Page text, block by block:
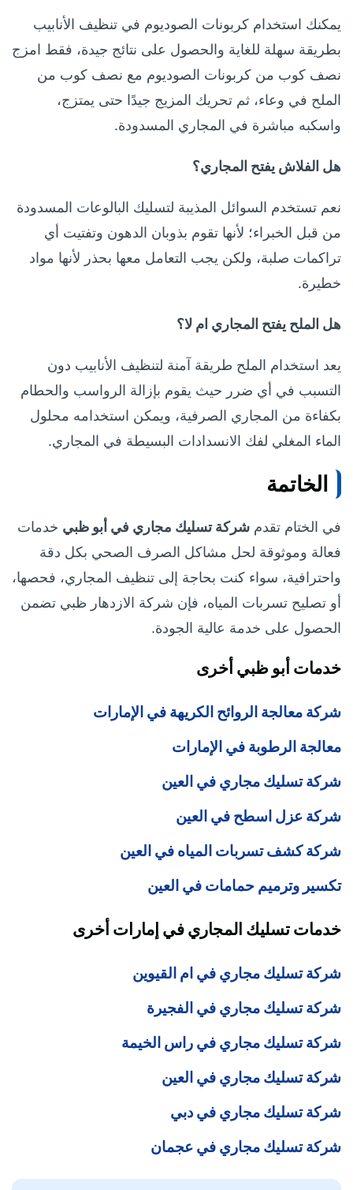
يمكنك استخدام كربونات الصوديوم في تنظيف الأنابيب
بطريقة سهلة للغاية والحصول على نتائج جيدة، فقط امزج
نصف كوب من كربونات الصوديوم مع نصف كوب من
الملح في وعاء، ثم تحريك المزيج جيدًا حتى يمتزج،
واسكبه مباشرة في المجاري المسدودة.
هل الفلاش يفتح المجاري؟
نعم تستخدم السوائل المذيبة لتسليك البالوعات المسدودة
من قبل الخبراء؛ لأنها تقوم بذوبان الدهون وتفتيت أي
تراكمات صلبة، ولكن يجب التعامل معها بحذر لأنها مواد
خطيرة.
هل الملح يفتح المجاري ام لا؟
يعد استخدام الملح طريقة آمنة لتنظيف الأنابيب دون
التسبب في أي ضرر حيث يقوم بإزالة الرواسب والحطام
بكفاءة من المجاري الصرفية، ويمكن استخدامه محلول
الماء المغلي لفك الانسدادات البسيطة في المجاري.
الخاتمة
في الختام تقدم شركة تسليك مجاري في أبو ظبي خدمات
فعالة وموثوقة لحل مشاكل الصرف الصحي بكل دقة
واحترافية، سواء كنت بحاجة إلى تنظيف المجاري، فحصها،
أو تصليح تسربات المياه، فإن شركة الازدهار ظبي تضمن
الحصول على خدمة عالية الجودة.
خدمات أبو ظبي أخرى
شركة معالجة الروائح الكريهة في الإمارات
معالجة الرطوبة في الإمارات
شركة تسليك مجاري في العين
شركة عزل اسطح في العين
شركة كشف تسربات المياه في العين
تكسير وترميم حمامات في العين
خدمات تسليك المجاري في إمارات أخرى
شركة تسليك مجاري في ام القيوين
شركة تسليك مجاري في الفجيرة
شركة تسليك مجاري في راس الخيمة
شركة تسليك مجاري في العين
شركة تسليك مجاري في دبي
شركة تسليك مجاري في عجمان